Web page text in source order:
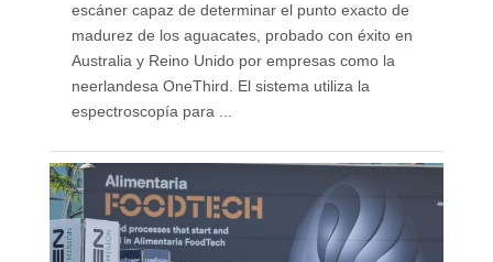
escáner capaz de determinar el punto exacto de
madurez de los aguacates, probado con éxito en
Australia y Reino Unido por empresas como la
neerlandesa OneThird. El sistema utiliza la
espectroscopía para ...